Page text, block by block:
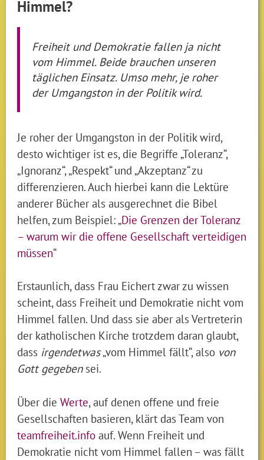
Himmel?
Freiheit und Demokratie fallen ja nicht
vom Himmel. Beide brauchen unseren
täglichen Einsatz. Umso mehr, je roher
der Umgangston in der Politik wird.
Je roher der Umgangston in der Politik wird,
desto wichtiger ist es, die Begriffe „Toleranz“,
„Ignoranz“, „Respekt“ und „Akzeptanz“ zu
differenzieren. Auch hierbei kann die Lektüre
anderer Bücher als ausgerechnet die Bibel
helfen, zum Beispiel: „Die Grenzen der Toleranz
– warum wir die offene Gesellschaft verteidigen
müssen“
Erstaunlich, dass Frau Eichert zwar zu wissen
scheint, dass Freiheit und Demokratie nicht vom
Himmel fallen. Und dass sie aber als Vertreterin
der katholischen Kirche trotzdem daran glaubt,
dass irgendetwas„vom Himmel fällt“, also von
Gott gegebensei.
Über dieWerte, auf denen offene und freie
Gesellschaften basieren, klärt das Team von
teamfreiheit.info auf. Wenn Freiheit und
Demokratie nicht vom Himmel fallen – was fällt